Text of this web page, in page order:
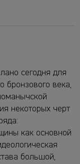
сегодня для
бронзового века,
некоторых черт
как основной
большой,